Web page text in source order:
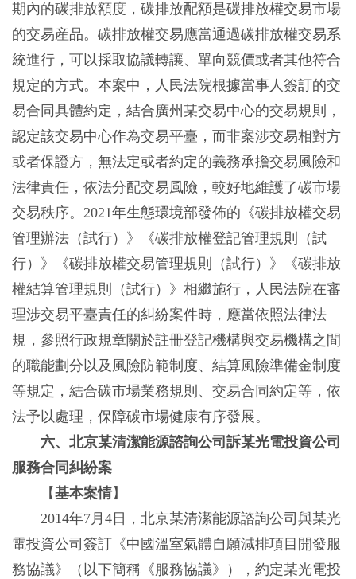
期內的碳排放額度，碳排放配額是碳排放權交易市場
的交易産品。碳排放權交易應當通過碳排放權交易系
統進行，可以採取協議轉讓、單向競價或者其他符合
規定的方式。本案中，人民法院根據當事人簽訂的交
易合同具體約定，結合廣州某交易中心的交易規則，
認定該交易中心作為交易平臺，而非案涉交易相對方
或者保證方，無法定或者約定的義務承擔交易風險和
法律責任，依法分配交易風險，較好地維護了碳市場
交易秩序。2021年生態環境部發佈的《碳排放權交易
管理辦法（試行）》《碳排放權登記管理規則（試
行）》《碳排放權交易管理規則（試行）》《碳排放
權結算管理規則（試行）》相繼施行，人民法院在審
理涉交易平臺責任的糾紛案件時，應當依照法律法
規，參照行政規章關於註冊登記機構與交易機構之間
的職能劃分以及風險防範制度、結算風險準備金制度
等規定，結合碳市場業務規則、交易合同約定等，依
法予以處理，保障碳市場健康有序發展。
六、北京某清潔能源諮詢公司訴某光電投資公司
服務合同糾紛案
【基本案情】
2014年7月4日，北京某清潔能源諮詢公司與某光
電投資公司簽訂《中國溫室氣體自願減排項目開發服
務協議》（以下簡稱《服務協議》），約定某光電投